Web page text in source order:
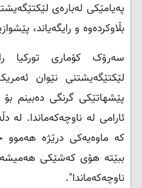
پەیامێكی لەبارەی
بڵاوکردەوە و رایگەیاند،
سەرۆک کۆماری تورکیا
لێکتێگەیشتنی نێوان
پێشهاتێکی گرنگی دەبینم
ئارامی لە ناوچەکەماندا. لە
کە ماوەیەکی درێژە هەموو
ببێتە هۆی کەشێکی
ناوچەکەماندا".